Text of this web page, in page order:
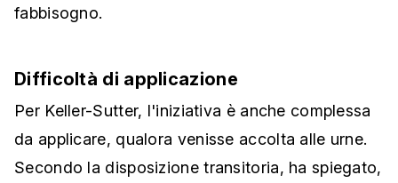
fabbisogno.
Difficoltà di applicazione
Per Keller-Sutter, l'iniziativa è anche complessa
da applicare, qualora venisse accolta alle urne.
Secondo la disposizione transitoria, ha spiegato,